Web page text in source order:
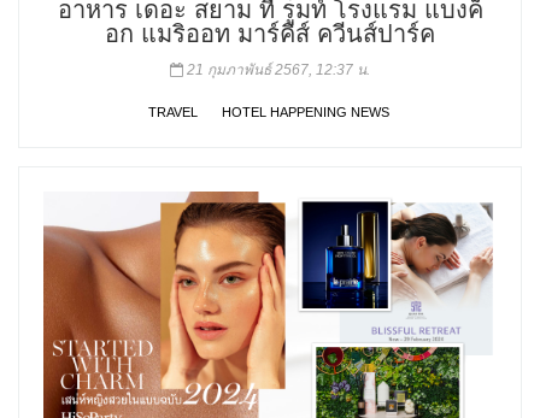
อาหาร เดอะ สยาม ที รูมท์ โรงแรม แบงค็
อก แมริออท มาร์คีส์ ควีนส์ปาร์ค
21 กุมภาพันธ์ 2567, 12:37 น.
TRAVEL HOTEL HAPPENING NEWS